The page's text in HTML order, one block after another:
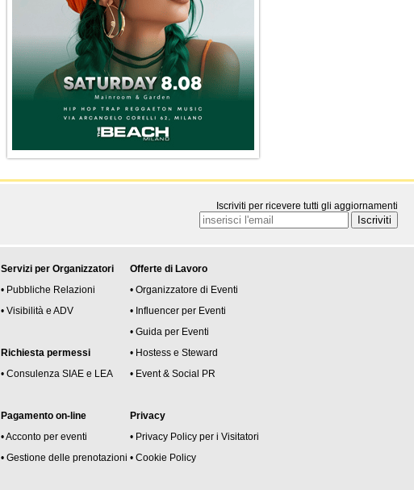
Iscriviti per ricevere tutti gli aggiornamenti
Servizi per Organizzatori
• Pubbliche Relazioni
• Visibilità e ADV
Richiesta permessi
• Consulenza SIAE e LEA
Pagamento on-line
• Acconto per eventi
• Gestione delle prenotazioni
Offerte di Lavoro
• Organizzatore di Eventi
• Influencer per Eventi
• Guida per Eventi
• Hostess e Steward
• Event & Social PR
Privacy
• Privacy Policy per i Visitatori
• Cookie Policy